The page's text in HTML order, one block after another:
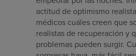
actitud de optimismo
médicos cuáles creen que
realistas de recuperación y
problemas pueden surgir.